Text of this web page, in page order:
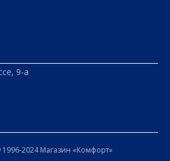
9-а
2024 Магазин «Комфорт»